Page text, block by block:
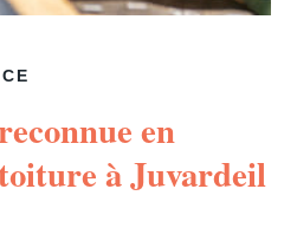
en
à Juvardeil